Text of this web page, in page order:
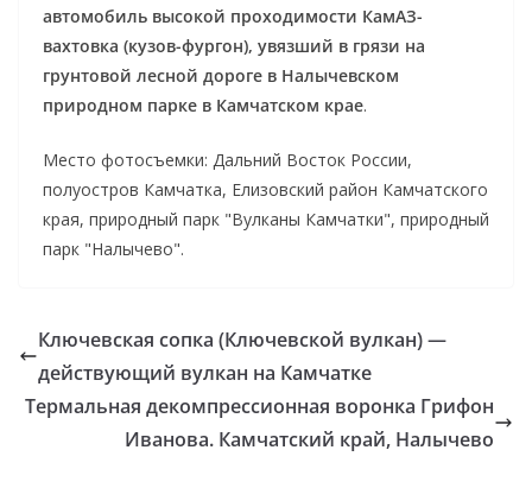
автомобиль высокой проходимости КамАЗ-
вахтовка (кузов-фургон), увязший в грязи на
грунтовой лесной дороге в Налычевском
природном парке в Камчатском крае.
Место фотосъемки: Дальний Восток России,
полуостров Камчатка, Елизовский район Камчатского
края, природный парк "Вулканы Камчатки", природный
парк "Налычево".
Ключевская cопка (Ключевской вулкан) —
действующий вулкан на Камчатке
Термальная декомпрессионная воронка Грифон
Иванова. Камчатский край, Налычево